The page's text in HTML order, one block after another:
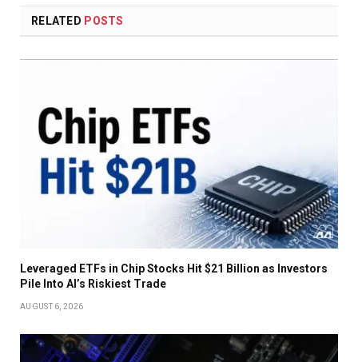
RELATED POSTS
Leveraged ETFs in Chip Stocks Hit $21 Billion as Investors
Pile Into AI’s Riskiest Trade
AUGUST 6, 2026